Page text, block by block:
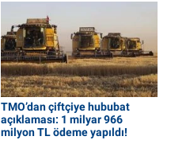
TMO’dan çiftçiye hububat
açıklaması: 1 milyar 966
milyon TL ödeme yapıldı!